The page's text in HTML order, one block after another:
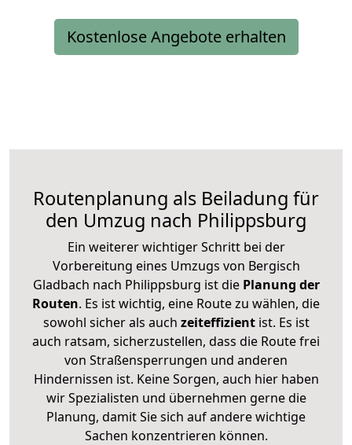
Kostenlose Angebote erhalten
Routenplanung als Beiladung für
den Umzug nach Philippsburg
Ein weiterer wichtiger Schritt bei der
Vorbereitung eines Umzugs von Bergisch
Gladbach nach Philippsburg ist diePlanung der
Routen. Es ist wichtig, eine Route zu wählen, die
sowohl sicher als auch zeiteffizientist. Es ist
auch ratsam, sicherzustellen, dass die Route frei
von Straßensperrungen und anderen
Hindernissen ist. Keine Sorgen, auch hier haben
wir Spezialisten und übernehmen gerne die
Planung, damit Sie sich auf andere wichtige
Sachen konzentrieren können.